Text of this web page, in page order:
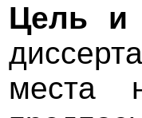
Цель и
места